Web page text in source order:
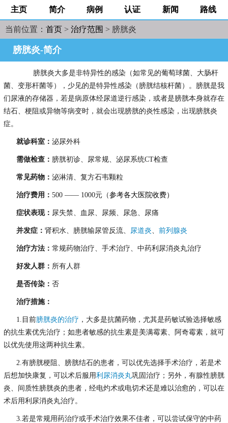
主页 简介 病例 认证 新闻 路线
当前位置： 首页 > 治疗范围 > 膀胱炎
膀胱炎-简介
膀胱炎大多是非特异性的感染（如常见的葡萄球菌、大肠杆
菌、变形杆菌等），少见的是特异性感染（膀胱结核杆菌）。膀胱是我
们尿液的存储器，若是病原体经尿道逆行感染，或者是膀胱本身就存在
结石、梗阻或异物等病变时，就会出现膀胱的炎性感染，出现膀胱炎
症。
就诊科室： 泌尿外科
需做检查： 膀胱初诊、尿常规、泌尿系统CT检查
常见药物： 泌淋清、复方石韦颗粒
治疗费用： 500 —— 1000元 （参考各大医院收费）
症状表现： 尿失禁、血尿、尿频、尿急、尿痛
并发症： 肾积水、膀胱输尿管反流、 尿道炎、 前列腺炎
治疗方法： 常规药物治疗、手术治疗、中药利尿消炎丸治疗
好发人群： 所有人群
是否传染： 否
治疗措施：
1.目前膀胱炎的治疗 ，大多是抗菌药物，尤其是药敏试验选择敏感
的抗生素优先治疗；如患者敏感的抗生素是美满霉素、阿奇霉素，就可
以优先使用这两种抗生素。
2.有膀胱梗阻、膀胱结石的患者，可以优先选择手术治疗，若是术
后想加快康复，可以术后服用利尿消炎丸巩固治疗；另外，有腺性膀胱
炎、间质性膀胱炎的患者，经电灼术或电切术还是难以治愈的，可以在
术后用利尿消炎丸治疗。
3.若是常规用药治疗或手术治疗效果不佳者，可以尝试保守的中药